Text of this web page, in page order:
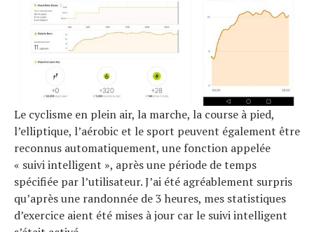
Le cyclisme en plein air, la marche, la course à pied,
l’elliptique, l’aérobic et le sport peuvent également être
reconnus automatiquement, une fonction appelée
« suivi intelligent », après une période de temps
spécifiée par l’utilisateur. J’ai été agréablement surpris
qu’après une randonnée de 3 heures, mes statistiques
d’exercice aient été mises à jour car le suivi intelligent